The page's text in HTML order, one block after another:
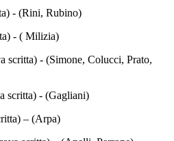
- (Rini, Rubino)
- ( Milizia)
scritta) - (Simone, Colucci, Prato,
scritta) - (Gagliani)
– (Arpa)